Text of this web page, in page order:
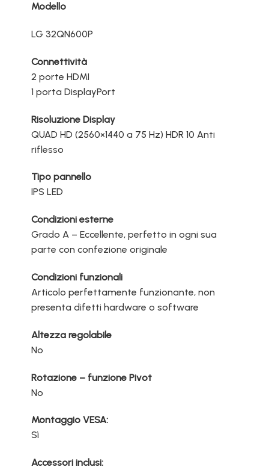
Modello
LG 32QN600P
Connettività
2 porte HDMI
1 porta DisplayPort
Risoluzione Display
QUAD HD (2560×1440 a 75 Hz) HDR 10 Anti
riflesso
Tipo pannello
IPS LED
Condizioni esterne
Grado A – Eccellente, perfetto in ogni sua
parte con confezione originale
Condizioni funzionali
Articolo perfettamente funzionante, non
presenta difetti hardware o software
Altezza regolabile
No
Rotazione – funzione Pivot
No
Montaggio VESA:
Sì
Accessori inclusi: